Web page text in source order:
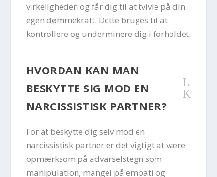
virkeligheden og får dig til at tvivle på din
egen dømmekraft. Dette bruges til at
kontrollere og underminere dig i forholdet.
HVORDAN KAN MAN
BESKYTTE SIG MOD EN
NARCISSISTISK PARTNER?
L
K
For at beskytte dig selv mod en
narcissistisk partner er det vigtigt at være
opmærksom på advarselstegn som
manipulation, mangel på empati og